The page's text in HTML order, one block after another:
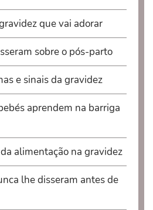
que vai adorar
sobre o pós-parto
e sinais da gravidez
aprendem na barriga
alimentação na gravidez
lhe disseram antes de